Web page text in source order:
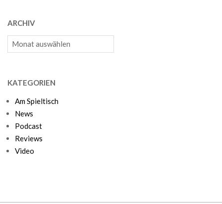
ARCHIV
Archiv
KATEGORIEN
Am Spieltisch
News
Podcast
Reviews
Video